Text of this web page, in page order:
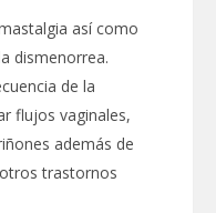
así como
dismenorrea.
de la
flujos vaginales,
además de
trastornos